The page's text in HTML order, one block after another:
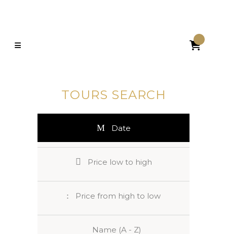

TOURS SEARCH
Date
Price low to high
Price from high to low
Name (A - Z)